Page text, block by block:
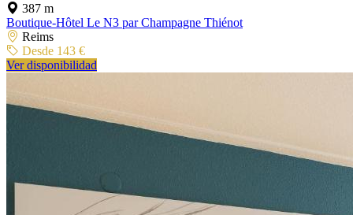
387 m
Boutique-Hôtel Le N3 par Champagne Thiénot
Reims
Desde 143 €
Ver disponibilidad